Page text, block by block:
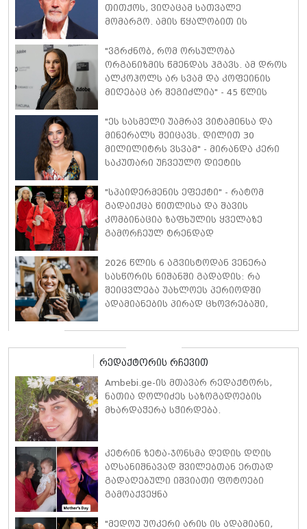
თითქოს, ვიღაცამ სათვალე
მომარგო. ამის წყალობით ის
ვერ ვამჩნევდი" - ანტონიო ბანდერასი
"ვგრძნობ, რომ ორსულობა
ორგანიზმის წმენდას ჰგავს. ამ დროს
ალკოჰოლს არ სვამ და კოფეინის
მიღებაც არ შეგიძლია" - 45 წლის
იშვიათ კომენტარს აკეთებს
"ეს სასმელი უამრავ ვიტამინსა და
მინერალს შეიცავს. დილით 30
მილილიტრს ვსვამ" - მირანდა კერი
საკუთარი უჩვეულო დიეტის
"სპაიდერმენის ეფექტი" - რატომ
გადაიქცა წითლისა და შავის
კომბინაცია ზაფხულის ყველაზე
გამორჩეულ ტრენდად
2026 წლის 6 აგვისტოდან ვენერა
სასწორის ნიშანში გადადის: რა
შეიცვლება უახლოეს პერიოდში
ადამიანების პირად ცხოვრებაში,
ურთიერთობებში
რედაქტორის რჩევით
Ambebi.ge-ის მთავარ რედაქტორს,
ნათია დოლიძეს საზოგადოების
მხარდაჭერა სჭირდება.
კეტრინ ზეტა-ჯონსმა დედის დღის
აღსანიშნავად შვილებთან ერთად
გადაღებული იშვიათი ფოტოები
გამოაქვეყნა
"მედოუ უოკერი არის ის ადამიანი,